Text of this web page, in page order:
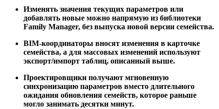
Изменять значения текущих параметров или
добавлять новые можно напрямую из библиотеки
Family Manager, без выпуска новой версии семейства.
BIM-координаторы вносят изменения в карточке
семейства, а для массовых изменений используют
экспорт/импорт таблиц, описанный выше.
Проектировщики получают мгновенную
синхронизацию параметров вместо длительного
ожидания обновления семейств, которое раньше
могло занимать десятки минут.